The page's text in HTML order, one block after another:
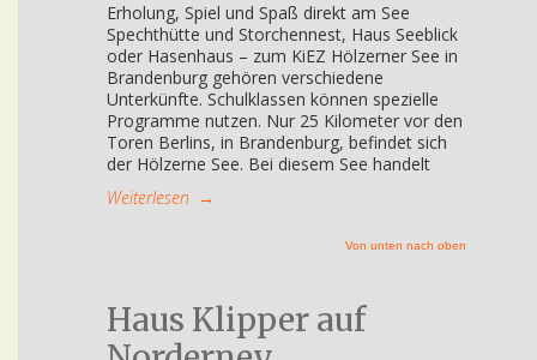
Erholung, Spiel und Spaß direkt am See
Spechthütte und Storchennest, Haus Seeblick
oder Hasenhaus – zum KiEZ Hölzerner See in
Brandenburg gehören verschiedene
Unterkünfte. Schulklassen können spezielle
Programme nutzen. Nur 25 Kilometer vor den
Toren Berlins, in Brandenburg, befindet sich
der Hölzerne See. Bei diesem See handelt
Weiterlesen →
Von unten nach oben
Haus Klipper auf